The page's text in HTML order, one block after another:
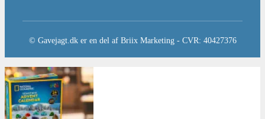
© Gavejagt.dk er en del af Briix Marketing - CVR: 40427376